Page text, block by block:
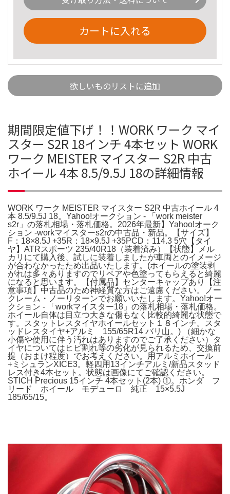
カートに入れる
欲しいものリストに追加
期間限定値下げ！！WORK ワーク マイ
スター S2R 18インチ 4本セット WORK
ワーク MEISTER マイスター S2R 中古
ホイール 4本 8.5/9.5J 18の詳細情報
WORK ワーク MEISTER マイスター S2R 中古ホイール 4
本 8.5/9.5J 18。Yahoo!オークション - 「work meister
s2r」の落札相場・落札価格。2026年最新】Yahoo!オーク
ション -workマイスターs2rの中古品・新品。【サイズ】
F：18×8.5J +35R：18×9.5J +35PCD：114.3 5穴【タイ
ヤ】ATRスポーツ 235/40R18（装着済み）【状態】メル
カリにて購入後、試しに装着しましたが車両とのイメージ
が合わなかったため出品いたします。(ホイールの塗装剥
がれは多々ありますのでリペアや色塗ってもらえると綺麗
になると思います。【付属品】センターキャップあり【注
意事項】中古品のため神経質な方はご遠慮ください。ノー
クレーム・ノーリターンでお願いいたします。Yahoo!オー
クション - 「workマイスター18」の落札相場・落札価格。
ホイール自体は目立つ大きな傷もなく比較的綺麗な状態で
す。スタットレスタイヤホイールセット１８インチ。スタ
ッドレスタイヤ+アルミ 155/65R14 バリ山。) （細かな
小傷や使用に伴う汚れはありますのでご了承ください）タ
イヤについてはヒビ割れ等の劣化が見られるため、交換前
提（おまけ程度）でお考えください。用アルミホイール
+ミシュランXICE3。軽四用13インチアルミ/新品スタッド
レス付き4本セット。状態は画像にてご確認ください。
STICH Precious 15インチ 4本セット(2本) ①。ホンダ フ
リード ホイール モデューロ 純正 15×5.5J
185/65/15。